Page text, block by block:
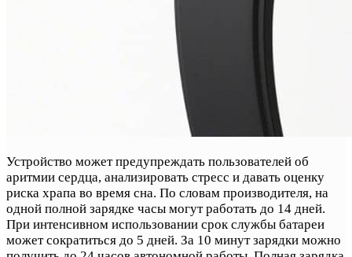
Устройство может предупреждать пользователей об
аритмии сердца, анализировать стресс и давать оценку
риска храпа во время сна. По словам производителя, на
одной полной зарядке часы могут работать до 14 дней.
При интенсивном использовании срок службы батареи
может сократиться до 5 дней. За 10 минут зарядки можно